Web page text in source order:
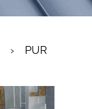
PUR